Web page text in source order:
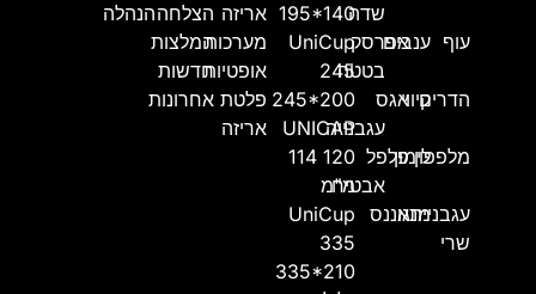
עוף
הדרים
מלפפון
עגבניית
שרי
ענבים
קיווי
לימון
מנגו
אפרסק
אגס
פלפל
אננס
שדה
בטטה
עגבנייה
אבטיח
195*140
UniCup
245
245*200
UNICAP
114 120
מ"מ
UniCup
335
335*210
אריזה
מערכות
אופטיות
פלטת
אריזה
הצלחה
המלצות
חדשות
אחרונות
הנהלה